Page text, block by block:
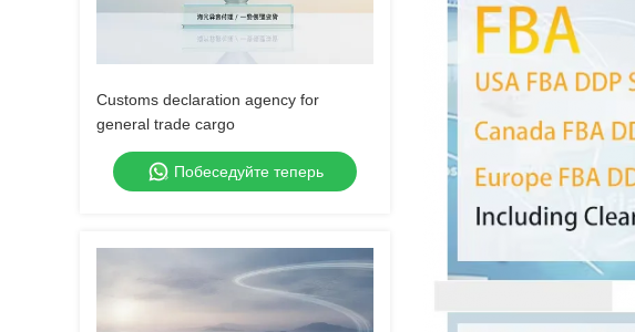
Customs declaration agency for
general trade cargo
Побеседуйте теперь